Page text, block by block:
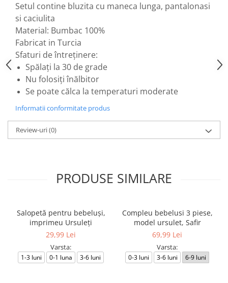
Setul contine bluzita cu maneca lunga, pantalonasi
si caciulita
Material: Bumbac 100%
Fabricat in Turcia
Sfaturi de întreținere:
Spălați la 30 de grade
Nu folosiți înălbitor
Se poate călca la temperaturi moderate
Informatii conformitate produs
Review-uri(0)
PRODUSE SIMILARE
Salopetă pentru bebeluși,
imprimeu Ursuleți
29,99 Lei
Varsta:
1-3 luni 0-1 luna 3-6 luni
Compleu bebelusi 3 piese,
model ursulet, Safir
69,99 Lei
Varsta:
0-3 luni 3-6 luni 6-9 luni